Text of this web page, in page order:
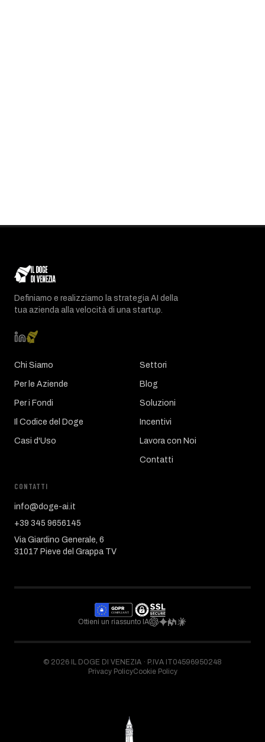
Definiamo e realizziamo la strategia AI della
tua azienda alla velocità di una startup.
Chi Siamo
Per le Aziende
Per i Fondi
Il Codice del Doge
Casi d'Uso
Settori
Blog
Soluzioni
Incentivi
Lavora con Noi
Contatti
CONTATTI
info@doge-ai.it
+39 345 9656145
Via Giardino Generale, 6
31017 Pieve del Grappa TV
Ottieni un riassunto IA
© 2026 IL DOGE DI VENEZIA · P.IVA IT04596950248
Privacy PolicyCookie Policy